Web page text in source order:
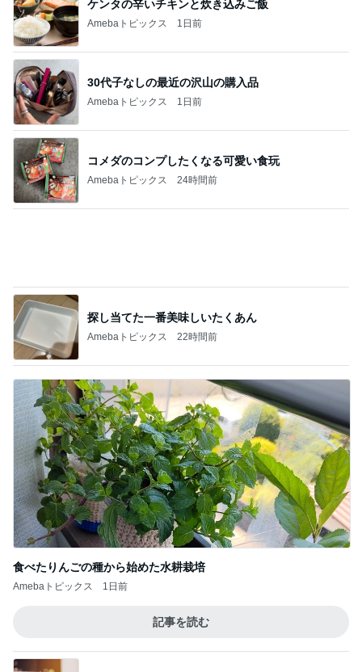
ケンタの辛いチキンと炊き込みご飯
Amebaトピックス 1日前
30代子なしの最近の沢山の購入品
Amebaトピックス 1日前
コメダのコンプしたくなる可愛い食玩
Amebaトピックス 24時間前
探し当てた一番美味しいたくあん
Amebaトピックス 22時間前
食べたりんごの種から始めた水耕栽培
Amebaトピックス 1日前
記事を読む